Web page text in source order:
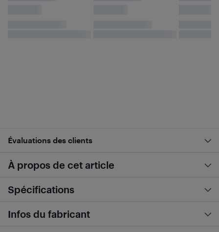
Évaluations des clients
À propos de cet article
Spécifications
Infos du fabricant